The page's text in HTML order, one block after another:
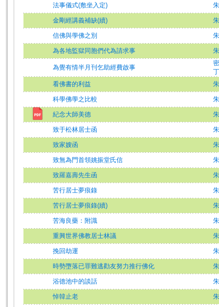
法事儀式(敷坐入定)
金剛經講義補缺(續)
信佛與學佛之別
為各地監獄同胞們代為請求事
為覺有情半月刊乞助經費啟事
看佛書的利益
科學佛學之比較
紀念大師美德
致于松林居士函
致家嫂函
致無為門首領姚振堂氏信
致羅嘉壽先生函
苦行居士夢痕錄
苦行居士夢痕錄(續)
苦海良藥：附識
重興世界佛教居士林議
挽回劫運
時勢墮落已罪難逃勸友努力推行佛化
浴德池中的談話
悼韓止老